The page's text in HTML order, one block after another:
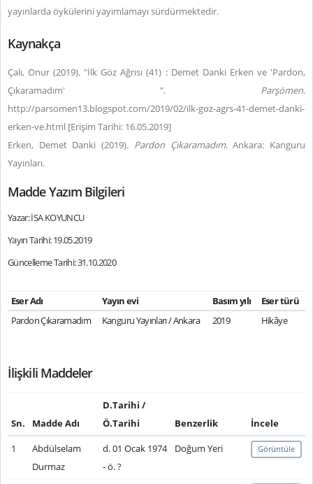
yayınlarda öykülerini yayımlamayı sürdürmektedir.
Kaynakça
Çalı, Onur (2019). "İlk Göz Ağrısı (41) : Demet Danki Erken ve 'Pardon,
Çıkaramadım' ". Parşömen.
http://parsomen13.blogspot.com/2019/02/ilk-goz-agrs-41-demet-danki-
erken-ve.html [Erişim Tarihi: 16.05.2019]
Erken, Demet Danki (2019). Pardon Çıkaramadım. Ankara: Kanguru
Yayınları.
Madde Yazım Bilgileri
Yazar: İSA KOYUNCU
Yayın Tarihi: 19.05.2019
Güncelleme Tarihi: 31.10.2020
Eser Adı Yayın evi Basım yılı
Eser türü
Pardon Çıkaramadım
Kanguru Yayınları / Ankara 2019 Hikâye
İlişkili Maddeler
Sn. Madde Adı
D.Tarihi /
Ö.Tarihi
Benzerlik
İncele
1
Abdülselam
Durmaz
d. 01 Ocak 1974
- ö. ?
Doğum Yeri Görüntüle